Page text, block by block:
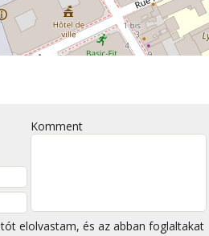
Komment
elolvastam, és az abban foglaltakat